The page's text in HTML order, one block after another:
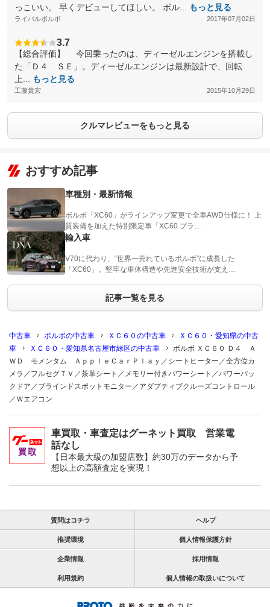
っこいい。 早くデビューしてほしい。 ボル...
もっと見る
ライバルボルボ 2017年07月02日
3.7
【総合評価】 今回乗ったのは、ディーゼルエンジンを搭載し
た「Ｄ４ ＳＥ」。ディーゼルエンジンは最新設計で、回転
上...
もっと見る
工藤貴宏 2015年10月29日
クルマレビューをもっと見る
おすすめ記事
車種別・最新情報
ボルボ「XC60」がラインアップ変更で全車AWD仕様に！ 上
質装備を加えた特別限定車「XC60 プラ…
輸入車
V70に代わり、“世界一売れているボルボ”に成長した
「XC60」。堅牢な車体構造や先進安全技術が支え…
記事一覧を見る
中古車 ボルボの中古車 ＸＣ６０の中古車
ＸＣ６０・愛知県の中古
車
ＸＣ６０・愛知県名古屋市緑区の中古車
ボルボ ＸＣ６０ Ｄ４ Ａ
ＷＤ モメンタム ＡｐｐｌｅＣａｒＰｌａｙ／シートヒーター／全方位カ
メラ／フルセグＴＶ／茶革シート／メモリー付きパワーシート／パワーバッ
クドア／ブラインドスポットモニター／アダプティブクルーズコントロール
／Ｗエアコン
車買取・車査定はグーネット買取 営業電
話なし
【日本最大級の加盟店数】約30万のデータから予
想以上の高額査定を実現！
質問はコチラ ヘルプ
推奨環境 個人情報保護方針
企業情報 採用情報
利用規約 個人情報の取扱いについて